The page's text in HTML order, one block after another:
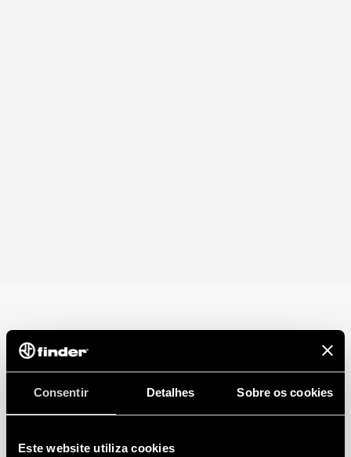
Consentir Detalhes Sobre os cookies
Este website utiliza cookies